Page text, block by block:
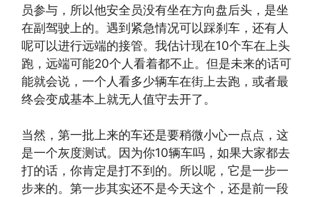
员参与，所以他安全员没有坐在方向盘后头，是坐
在副驾驶上的。遇到紧急情况可以踩刹车，还有人
呢可以进行远端的接管。我估计现在10个车在上头
跑，远端可能20个人看着都不止。但是未来的话可
能就会说，一个人看多少辆车在街上去跑，或者最
终会变成基本上就无人值守去开了。
当然，第一批上来的车还是要稍微小心一点点，这
是一个灰度测试。因为你10辆车吗，如果大家都去
打的话，你肯定是打不到的。所以呢，它是一步一
步来的。第一步其实还不是今天这个，还是前一段